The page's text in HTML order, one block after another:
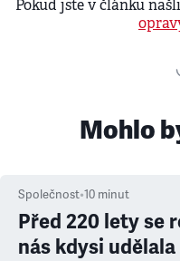
Pokud jste v článku
Mohlo
Společnost•10 minut
Před 220 lety se
nás kdysi